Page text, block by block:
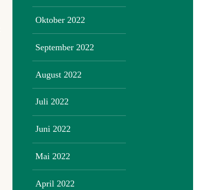
Oktober 2022
September 2022
August 2022
Juli 2022
Juni 2022
Mai 2022
April 2022